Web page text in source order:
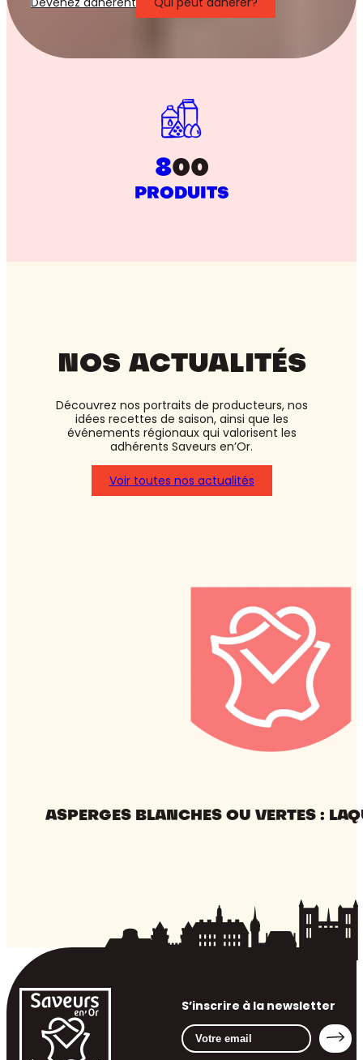
800
PRODUITS
NOS ACTUALITÉS
Découvrez nos portraits de producteurs, nos
idées recettes de saison, ainsi que les
événements régionaux qui valorisent les
adhérents Saveurs en’Or.
Voir toutes nos actualités
ASPERGES BLANCHES OU VERTES :
S’inscrire à la newsletter